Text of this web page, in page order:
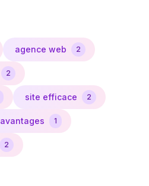
agence web 2
2
site efficace 2
avantages 1
2